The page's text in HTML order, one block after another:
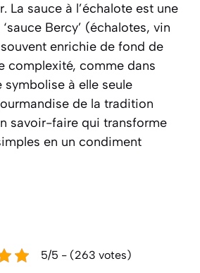
La sauce à l’échalote est une
Bercy’ (échalotes, vin
enrichie de fond de
complexité, comme dans
symbolise à elle seule
de la tradition
savoir-faire qui transforme
en un condiment
5/5 - (263 votes)